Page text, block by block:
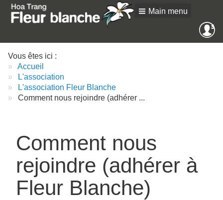
Main menu
SE
Vous êtes ici :
Accueil
L'association
L'association Fleur Blanche
Comment nous rejoindre (adhérer ...
Comment nous
rejoindre (adhérer à
Fleur Blanche)